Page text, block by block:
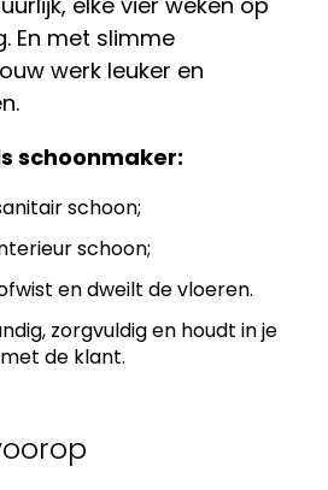
En met slimme
werk leuker en
schoonmaker:
schoon;
schoon;
en dweilt de vloeren.
zorgvuldig en houdt in je
de klant.